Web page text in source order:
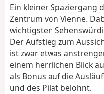
Ein kleiner Spaziergang
Zentrum von Vienne.
wichtigsten
Der Aufstieg zum
ist zwar etwas
einem herrlichen Blick
als Bonus auf die
und des Pilat belohnt.